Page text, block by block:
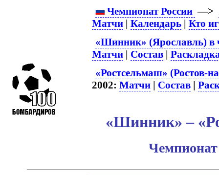
Чемпионат России —>
Матчи |Календарь |Кто
«Шинник» (Ярославль) в
Матчи | Состав |
«Ростсельмаш» (Ростов-
2002:Матчи | Состав |
«Шинник» –
Чемпионат